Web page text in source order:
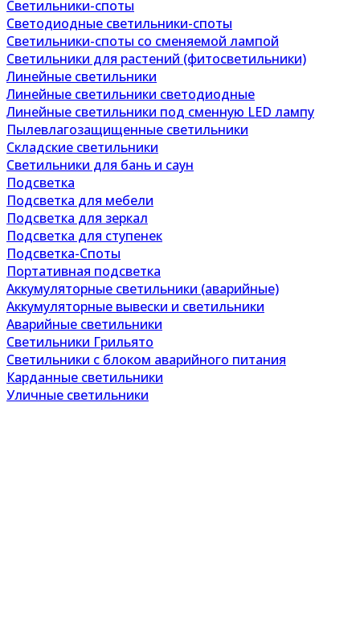
Светильники-споты
Светодиодные светильники-споты
Светильники-споты со сменяемой лампой
Светильники для растений (фитосветильники)
Линейные светильники
Линейные светильники светодиодные
Линейные светильники под сменную LED лампу
Пылевлагозащищенные светильники
Складские светильники
Светильники для бань и саун
Подсветка
Подсветка для мебели
Подсветка для зеркал
Подсветка для ступенек
Подсветка-Споты
Портативная подсветка
Аккумуляторные светильники (аварийные)
Аккумуляторные вывески и светильники
Аварийные светильники
Светильники Грильято
Светильники с блоком аварийного питания
Карданные светильники
Уличные светильники